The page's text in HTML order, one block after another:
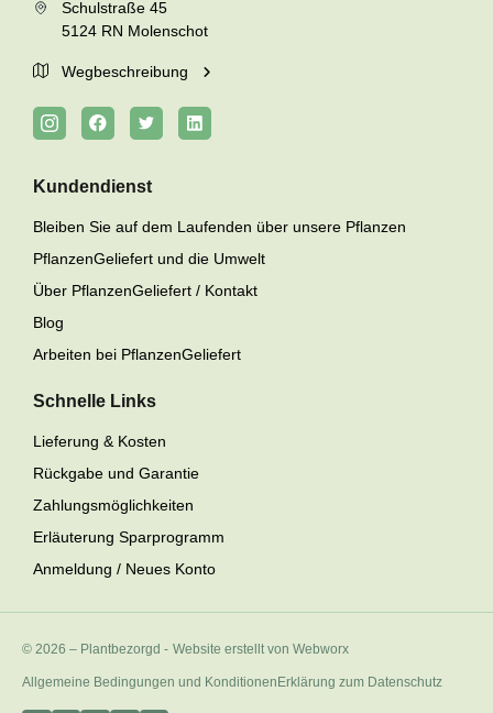
Schulstraße 45
5124 RN Molenschot
Wegbeschreibung
Kundendienst
Bleiben Sie auf dem Laufenden über unsere Pflanzen
PflanzenGeliefert und die Umwelt
Über PflanzenGeliefert / Kontakt
Blog
Arbeiten bei PflanzenGeliefert
Schnelle Links
Lieferung & Kosten
Rückgabe und Garantie
Zahlungsmöglichkeiten
Erläuterung Sparprogramm
Anmeldung / Neues Konto
© 2026 – Plantbezorgd - Website erstellt von Webworx
Allgemeine Bedingungen und Konditionen Erklärung zum Datenschutz